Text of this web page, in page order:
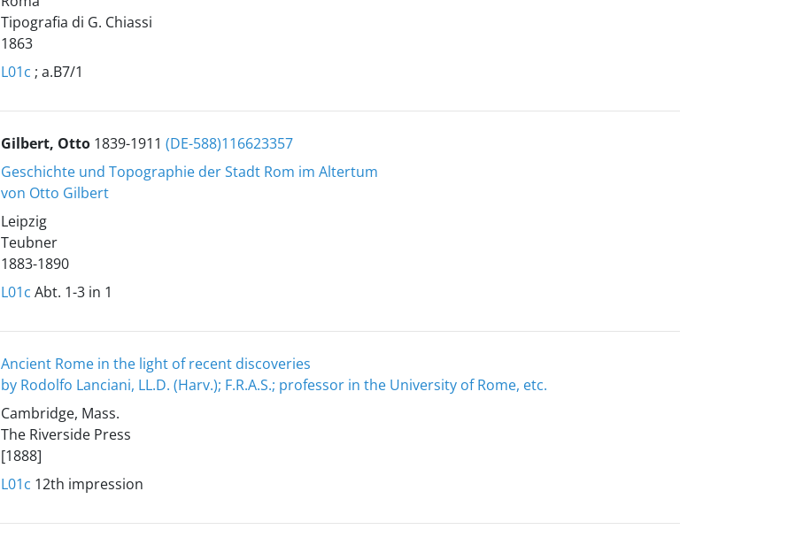
Tipografia di G. Chiassi
1863
L01c ; a.B7/1
Gilbert, Otto1839-1911 (DE-588)116623357
Geschichte und Topographie der Stadt Rom im Altertum
von Otto Gilbert
Leipzig
Teubner
1883-1890
L01c Abt. 1-3 in 1
Ancient Rome in the light of recent discoveries
by Rodolfo Lanciani, LL.D. (Harv.); F.R.A.S.; professor in the University of Rome, etc.
Cambridge, Mass.
The Riverside Press
[1888]
L01c 12th impression